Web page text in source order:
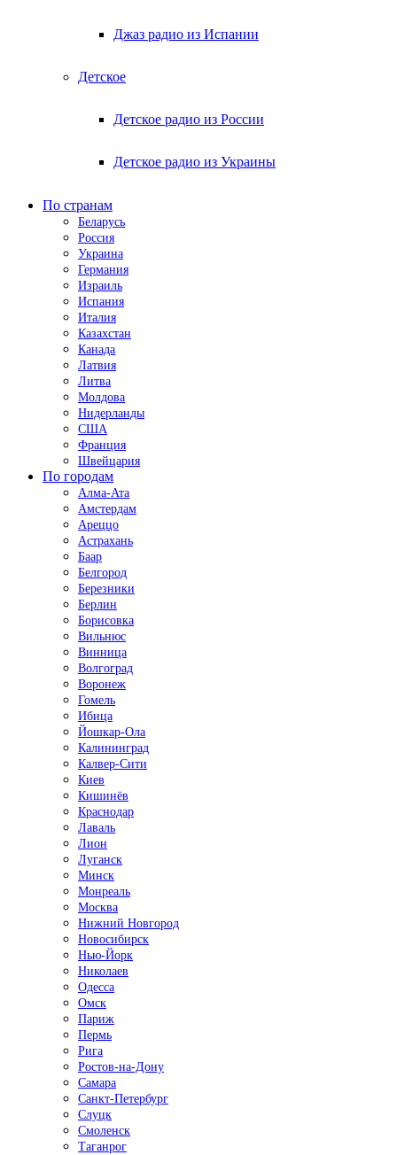
Джаз радио из Испании
Детское
Детское радио из России
Детское радио из Украины
По странам
Беларусь
Россия
Украина
Германия
Израиль
Испания
Италия
Казахстан
Канада
Латвия
Литва
Молдова
Нидерланды
США
Франция
Швейцария
По городам
Алма-Ата
Амстердам
Ареццо
Астрахань
Баар
Белгород
Березники
Берлин
Борисовка
Вильнюс
Винница
Волгоград
Воронеж
Гомель
Ибица
Йошкар-Ола
Калининград
Калвер-Сити
Киев
Кишинёв
Краснодар
Лаваль
Лион
Луганск
Минск
Монреаль
Москва
Нижний Новгород
Новосибирск
Нью-Йорк
Николаев
Одесса
Омск
Париж
Пермь
Рига
Ростов-на-Дону
Самара
Санкт-Петербург
Слуцк
Смоленск
Таганрог